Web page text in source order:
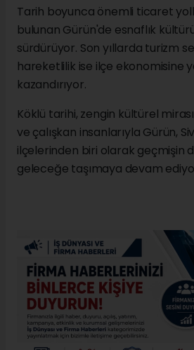
Tarih boyunca önemli ticaret
bulunan Gürün'de esnaflık kültürü
sürdürüyor. Son yıllarda turizm
hareketlilik ise ilçe ekonomisine
kazandırıyor.
Köklü tarihi, zengin kültürel
ve çalışkan insanlarıyla Gürün,
ilçelerinden biri olarak geçmişin
geleceğe taşımaya devam